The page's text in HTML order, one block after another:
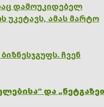
დამოუკიდებელ
უკეტავს, ამას მარტო
ჩვენ
და